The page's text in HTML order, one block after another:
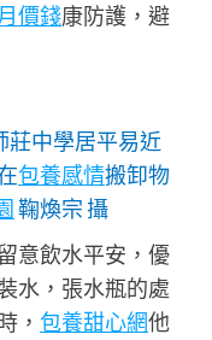
價錢康防護，避
莊中學居平易近
包養感情搬卸物
鞠煥宗 攝
意飲水平安，優
水，張水瓶的處
， 包養甜心網他